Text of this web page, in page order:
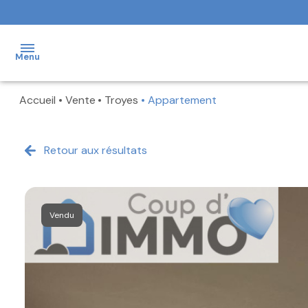
Menu
NOS
NOS
BIENS
VENDUS
NOTRE
AGENCE
Accueil Vente Troyes Appartement
Retour aux résultats
Vendu